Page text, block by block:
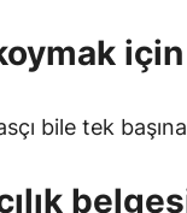
bile tek